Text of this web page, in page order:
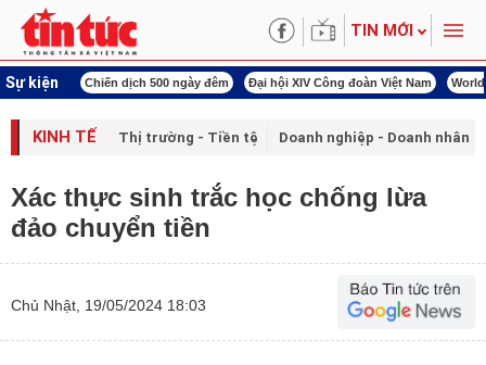
TIN MỚI
Sự kiện
ngày đêm Đại hội XIV Công đoàn Việt Nam World Cup 2026 Kỳ họp thứ
KINH TẾ Thị trường - Tiền tệ Doanh nghiệp - Doanh nhân
Xác thực sinh trắc học chống lừa
đảo chuyển tiền
Chủ Nhật, 19/05/2024 18:03